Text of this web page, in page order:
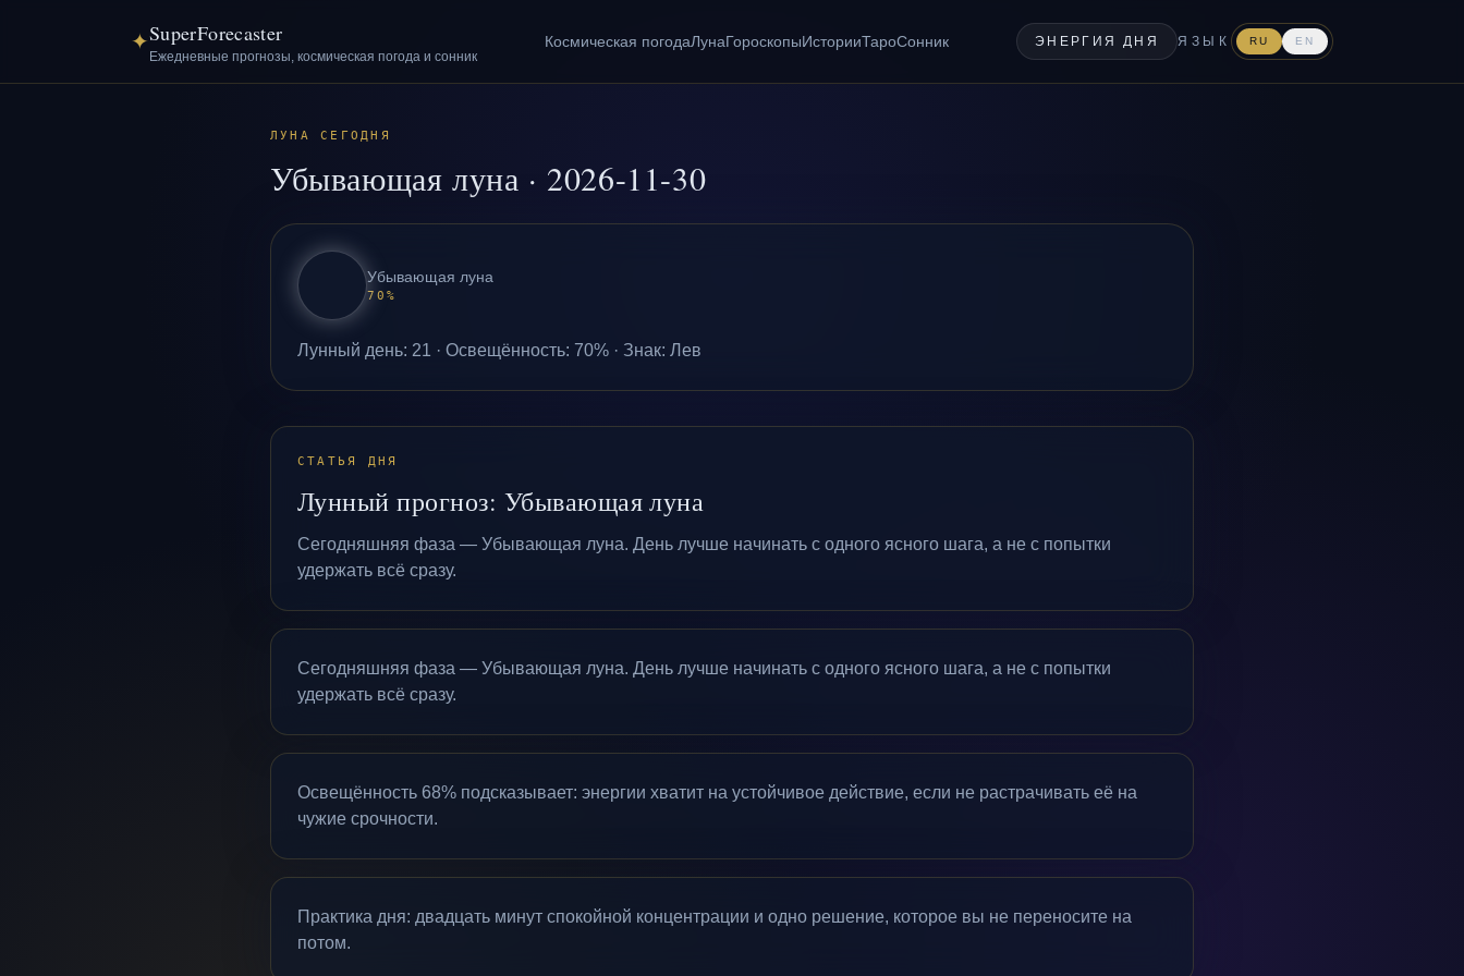
✦SuperForecaster
Ежедневные прогнозы, космическая погода и сонник
Космическая погодаЛунаГороскопыИсторииТароСонник ЭНЕРГИЯ ДНЯ ЯЗЫК RU EN
ЛУНА СЕГОДНЯ
Убывающая луна · 2026-11-30
Убывающая луна
70%
Лунный день: 21 · Освещённость: 70% · Знак: Лев
СТАТЬЯ ДНЯ
Лунный прогноз: Убывающая луна
Сегодняшняя фаза — Убывающая луна. День лучше начинать с одного ясного шага, а не с попытки
удержать всё сразу.
Сегодняшняя фаза — Убывающая луна. День лучше начинать с одного ясного шага, а не с попытки
удержать всё сразу.
Освещённость 68% подсказывает: энергии хватит на устойчивое действие, если не растрачивать её на
чужие срочности.
Практика дня: двадцать минут спокойной концентрации и одно решение, которое вы не переносите на
потом.